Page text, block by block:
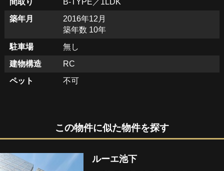
間取り
B-TYPE／1LDK
築年月
2016年12月
築年数 10年
駐車場
無し
建物構造
RC
ペット
不可
この物件に似た物件を探す
ルーエ池下